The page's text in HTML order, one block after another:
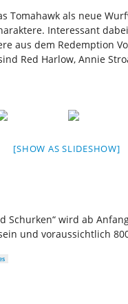
Tomahawk als neue
Interessant
aus dem Redemption
Red Harlow, Annie
[SHOW AS SLIDESHOW]
Schurken“ wird ab
und voraussichtlich